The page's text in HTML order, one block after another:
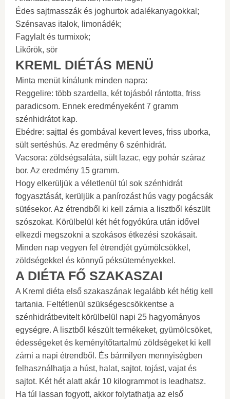
Édes sajtmasszák és joghurtok adalékanyagokkal;
Szénsavas italok, limonádék;
Fagylalt és turmixok;
Likőrök, sör
KREML DIÉTÁS MENÜ
Minta menüt kínálunk minden napra:
Reggelire: több szardella, két tojásból rántotta, friss
paradicsom. Ennek eredményeként 7 gramm
szénhidrátot kap.
Ebédre: sajttal és gombával kevert leves, friss uborka,
sült sertéshús. Az eredmény 6 szénhidrát.
Vacsora: zöldségsaláta, sült lazac, egy pohár száraz
bor. Az eredmény 15 gramm.
Hogy elkerüljük a véletlenül túl sok szénhidrát
fogyasztását, kerüljük a panírozást hús vagy pogácsák
sütésekor. Az étrendből ki kell zárnia a lisztből készült
szószokat. Körülbelül két hét fogyókúra után idővel
elkezdi megszokni a szokásos étkezési szokásait.
Minden nap vegyen fel étrendjét gyümölcsökkel,
zöldségekkel és könnyű péksüteményekkel.
A DIÉTA FŐ SZAKASZAI
A Kreml diéta első szakaszának legalább két hétig kell
tartania. Feltétlenül szükségescsökkentse a
szénhidrátbevitelt körülbelül napi 25 hagyományos
egységre. A lisztből készült termékeket, gyümölcsöket,
édességeket és keményítőtartalmú zöldségeket ki kell
zárni a napi étrendből. És bármilyen mennyiségben
felhasználhatja a húst, halat, sajtot, tojást, vajat és
sajtot. Két hét alatt akár 10 kilogrammot is leadhatsz.
Ha túl lassan fogyott, akkor folytathatja az első